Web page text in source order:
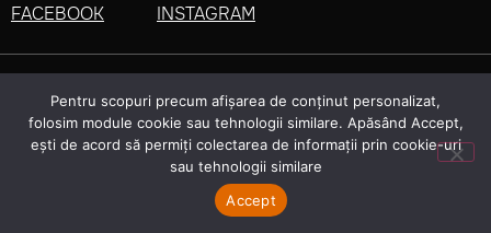
FACEBOOK INSTAGRAM
APIUS 2022. All rights reserved made by
Pentru scopuri precum afișarea de conținut personalizat,
folosim module cookie sau tehnologii similare. Apăsând Accept,
ești de acord să permiți colectarea de informații prin cookie-uri
sau tehnologii similare
Accept